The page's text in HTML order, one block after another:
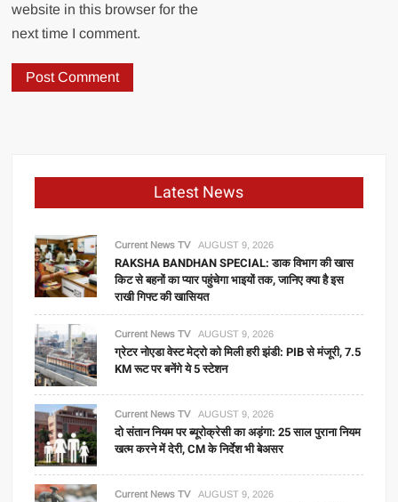
website in this browser for the
next time I comment.
Latest News
Current News TV AUGUST 9, 2026
RAKSHA BANDHAN SPECIAL: डाक विभाग की खास
किट से बहनों का प्यार पहुंचेगा भाइयों तक, जानिए क्या है इस
राखी गिफ्ट की खासियत
Current News TV AUGUST 9, 2026
ग्रेटर नोएडा वेस्ट मेट्रो को मिली हरी झंडी: PIB से मंजूरी, 7.5
KM रूट पर बनेंगे ये 5 स्टेशन
Current News TV AUGUST 9, 2026
दो संतान नियम पर ब्यूरोक्रेसी का अड़ंगा: 25 साल पुराना नियम
खत्म करने में देरी, CM के निर्देश भी बेअसर
Current News TV AUGUST 9, 2026